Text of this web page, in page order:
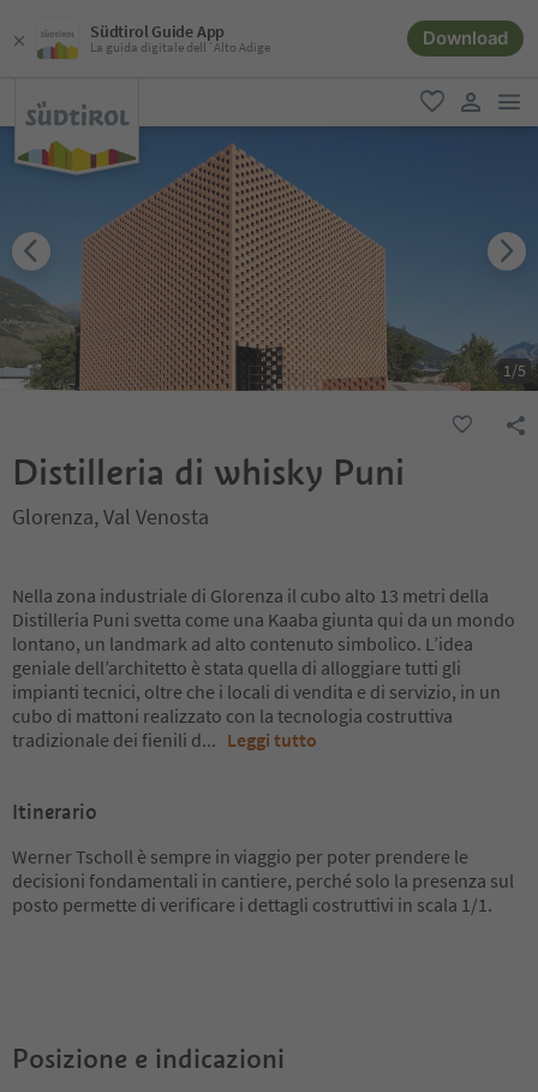
Südtirol Guide App
La guida digitale dell´Alto Adige Download
favoriti
user link
1/5
Distilleria di whisky Puni
Glorenza, Val Venosta
Nella zona industriale di Glorenza il cubo alto 13 metri della
Distilleria Puni svetta come una Kaaba giunta qui da un mondo
lontano, un landmark ad alto contenuto simbolico. L’idea
geniale dell’architetto è stata quella di alloggiare tutti gli
impianti tecnici, oltre che i locali di vendita e di servizio, in un
cubo di mattoni realizzato con la tecnologia costruttiva
tradizionale dei fienili d... Leggi tutto
Itinerario
Werner Tscholl è sempre in viaggio per poter prendere le
decisioni fondamentali in cantiere, perché solo la presenza sul
posto permette di verificare i dettagli costruttivi in scala 1/1.
Posizione e indicazioni